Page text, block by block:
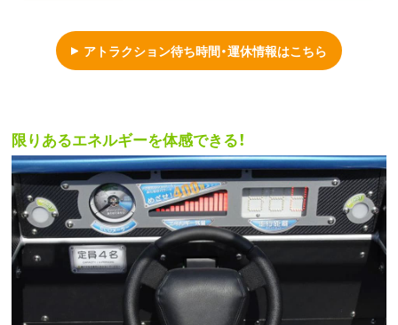
アトラクション待ち時間・運休情報はこちら
限りあるエネルギーを体感できる！